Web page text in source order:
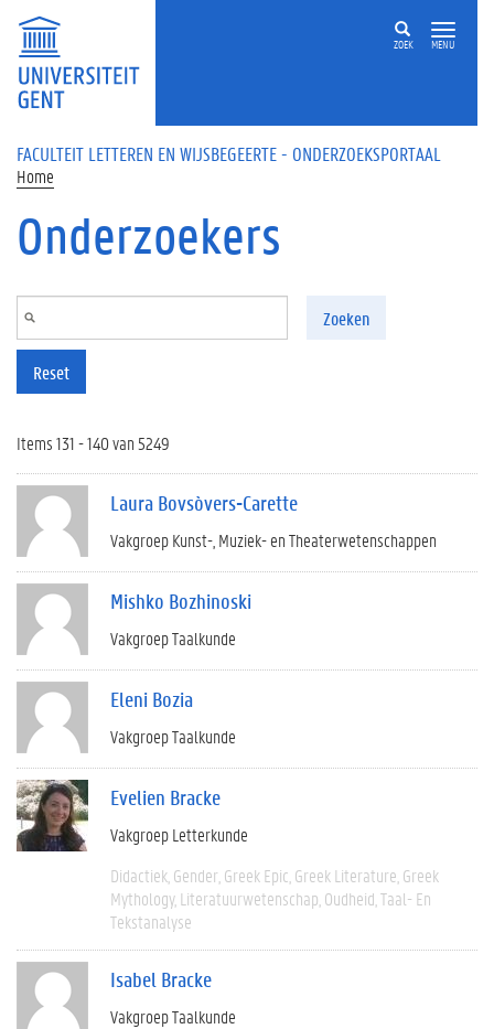
Overslaan en naar de inhoud gaan
ZOEK MENU
FACULTEIT LETTEREN EN WIJSBEGEERTE - ONDERZOEKSPORTAAL
Home
Onderzoekers
Zoeken
Reset
Items 131 - 140 van 5249
Laura Bovsòvers-Carette
Vakgroep Kunst-, Muziek- en Theaterwetenschappen
Mishko Bozhinoski
Vakgroep Taalkunde
Eleni Bozia
Vakgroep Taalkunde
Evelien Bracke
Vakgroep Letterkunde
Didactiek Gender Greek Epic Greek Literature Greek
Mythology Literatuurwetenschap Oudheid Taal- En
Tekstanalyse
Isabel Bracke
Vakgroep Taalkunde